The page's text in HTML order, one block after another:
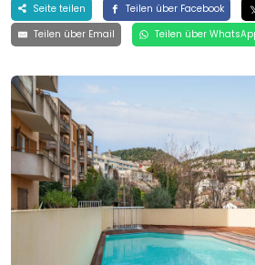
Seite teilen Teilen über Facebook
Teilen über Email
Teilen über